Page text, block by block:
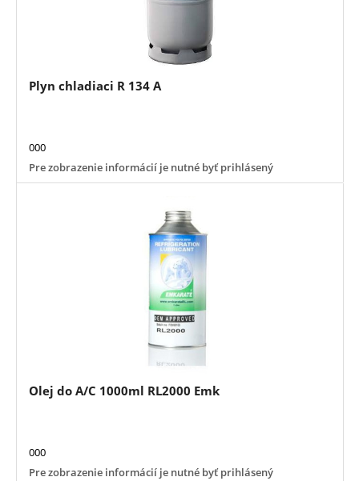
Plyn chladiaci R 134 A
000
Pre zobrazenie informácií je nutné byť prihlásený
Olej do A/C 1000ml RL2000 Emk
000
Pre zobrazenie informácií je nutné byť prihlásený